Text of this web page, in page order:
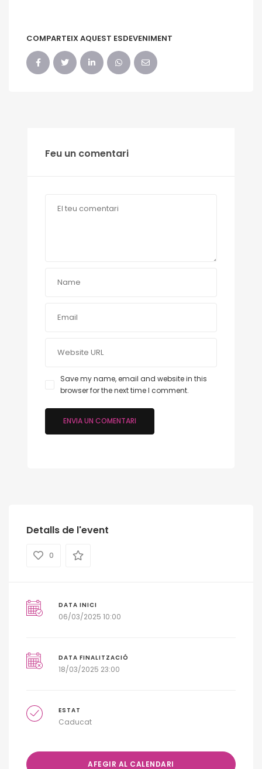
COMPARTEIX AQUEST ESDEVENIMENT
Feu un comentari
Save my name, email and website in this
browser for the next time I comment.
Detalls de l'event
0
DATA INICI
06/03/2025 10:00
DATA FINALITZACIÓ
18/03/2025 23:00
ESTAT
Caducat
AFEGIR AL CALENDARI